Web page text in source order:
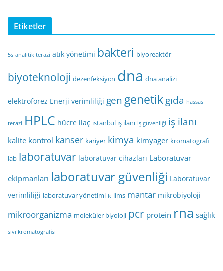
Etiketler
5s analitik terazi atık yönetimi bakteri biyoreaktör
biyoteknoloji dezenfeksiyon dna dna analizi
elektroforez Enerji verimliliği gengenetikgıda hassas
terazi HPLC hücre ilaç istanbul iş ilanı iş güvenliği iş ilanı
kalite kontrol kanser kariyer kimya kimyager kromatografi
lab laboratuvar laboratuvar cihazları Laboratuvar
ekipmanları laboratuvar güvenliği Laboratuvar
verimliliği laboratuvar yönetimi lc lims mantar mikrobiyoloji
mikroorganizma moleküler biyoloji pcr protein rna sağlık
sıvı kromatografisi